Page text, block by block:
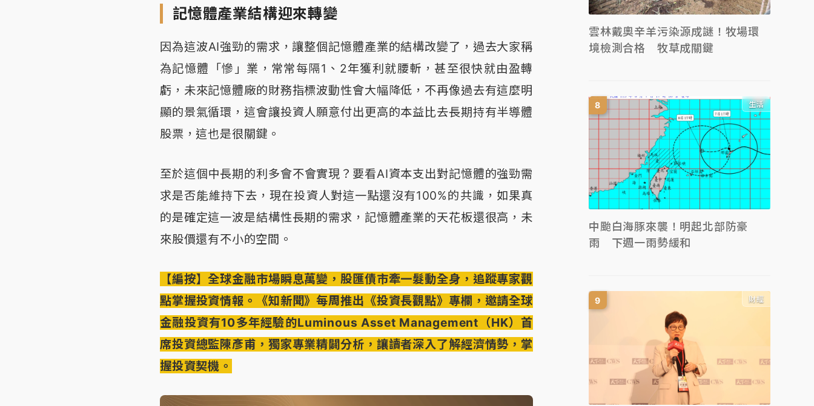
記憶體產業結構迎來轉變
因為這波AI強勁的需求，讓整個記憶體產業的結構改變了，過去大家稱
為記憶體「慘」業，常常每隔1、2年獲利就腰斬，甚至很快就由盈轉
虧，未來記憶體廠的財務指標波動性會大幅降低，不再像過去有這麼明
顯的景氣循環，這會讓投資人願意付出更高的本益比去長期持有半導體
股票，這也是很關鍵。
至於這個中長期的利多會不會實現？要看AI資本支出對記憶體的強勁需
求是否能維持下去，現在投資人對這一點還沒有100%的共識，如果真
的是確定這一波是結構性長期的需求，記憶體產業的天花板還很高，未
來股價還有不小的空間。
【編按】全球金融市場瞬息萬變，股匯債市牽一髮動全身，追蹤專家觀
點掌握投資情報。《知新聞》每周推出《投資長觀點》專欄，邀請全球
金融投資有10多年經驗的Luminous Asset Management（HK）首
席投資總監陳彥甫，獨家專業精闢分析，讓讀者深入了解經濟情勢，掌
握投資契機。
雲林戴奧辛羊污染源成謎！牧場環
境檢測合格 牧草成關鍵
生活
中颱白海豚來襲！明起北部防豪
雨 下週一雨勢緩和
財經